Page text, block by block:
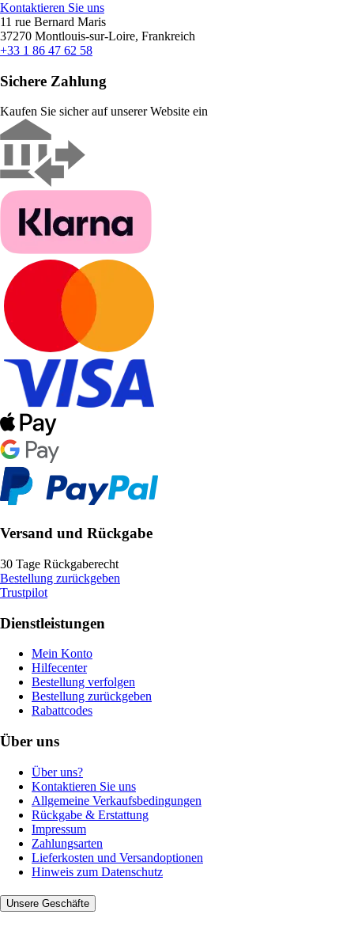
Kontaktieren Sie uns
11 rue Bernard Maris
37270 Montlouis-sur-Loire, Frankreich
+33 1 86 47 62 58
Sichere Zahlung
Kaufen Sie sicher auf unserer Website ein
Versand und Rückgabe
30 Tage Rückgaberecht
Bestellung zurückgeben
Trustpilot
Dienstleistungen
Mein Konto
Hilfecenter
Bestellung verfolgen
Bestellung zurückgeben
Rabattcodes
Über uns
Über uns?
Kontaktieren Sie uns
Allgemeine Verkaufsbedingungen
Rückgabe & Erstattung
Impressum
Zahlungsarten
Lieferkosten und Versandoptionen
Hinweis zum Datenschutz
Unsere Geschäfte